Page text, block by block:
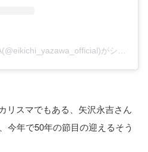
リスマでもある、矢沢永吉さん
今年で50年の節目の迎えるそう